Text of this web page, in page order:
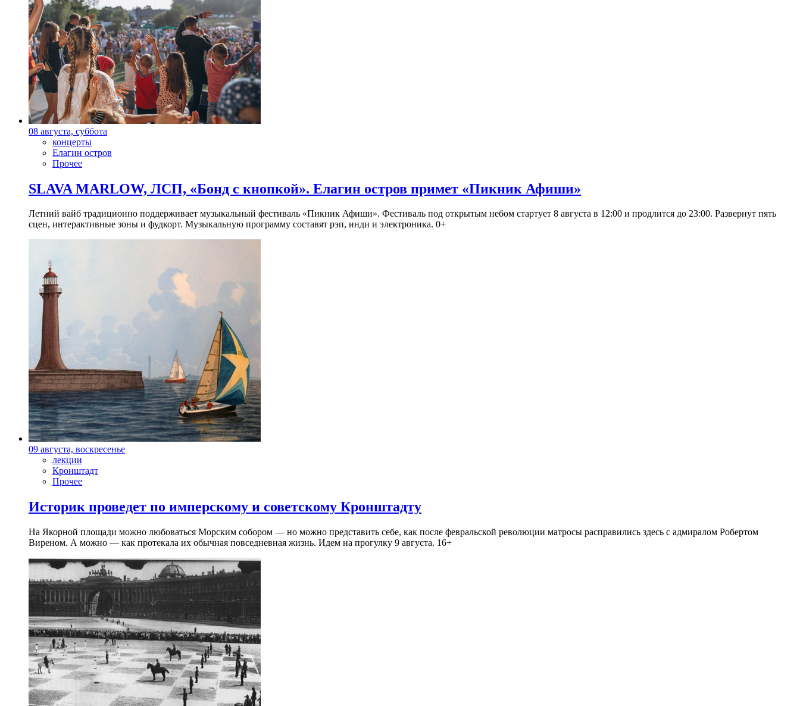
08 августа, суббота
концерты
Елагин остров
Прочее
SLAVA MARLOW, ЛСП, «Бонд с кнопкой». Елагин остров примет «Пикник Афиши»
Летний вайб традиционно поддерживает музыкальный фестиваль «Пикник Афиши». Фестиваль под открытым небом стартует 8 августа в 12:00 и продлится до 23:00. Развернут пять
сцен, интерактивные зоны и фудкорт. Музыкальную программу составят рэп, инди и электроника. 0+
09 августа, воскресенье
лекции
Кронштадт
Прочее
Историк проведет по имперскому и советскому Кронштадту
На Якорной площади можно любоваться Морским собором — но можно представить себе, как после февральской революции матросы расправились здесь с адмиралом Робертом
Виреном. А можно — как протекала их обычная повседневная жизнь. Идем на прогулку 9 августа. 16+